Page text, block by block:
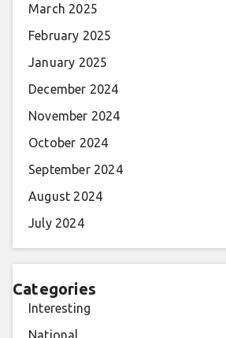
March 2025
February 2025
January 2025
December 2024
November 2024
October 2024
September 2024
August 2024
July 2024
Categories
Interesting
National